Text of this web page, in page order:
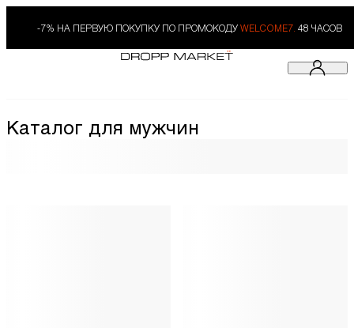
-7% НА ПЕРВУЮ ПОКУПКУ ПО ПРОМОКОДУ WELCOME7. 48 ЧАСОВ
Каталог для мужчин